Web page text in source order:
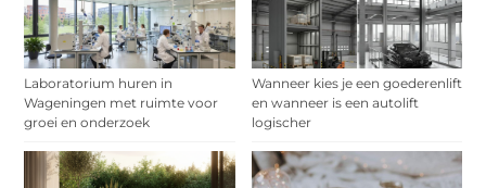
Laboratorium huren in
Wageningen met ruimte voor
groei en onderzoek
Wanneer kies je een goederenlift
en wanneer is een autolift
logischer